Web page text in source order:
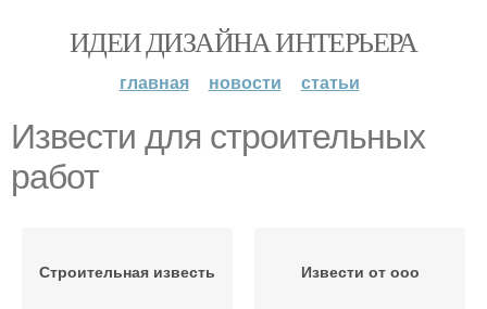
ИДЕИ ДИЗАЙНА ИНТЕРЬЕРА
главная новости статьи
Извести для строительных
работ
Строительная известь Извести от ооо